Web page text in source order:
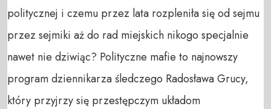
politycznej i czemu przez lata rozpleniła się od sejmu
przez sejmiki aż do rad miejskich nikogo specjalnie
nawet nie dziwiąc? Polityczne mafie to najnowszy
program dziennikarza śledczego Radosława Grucy,
który przyjrzy się przestępczym układom